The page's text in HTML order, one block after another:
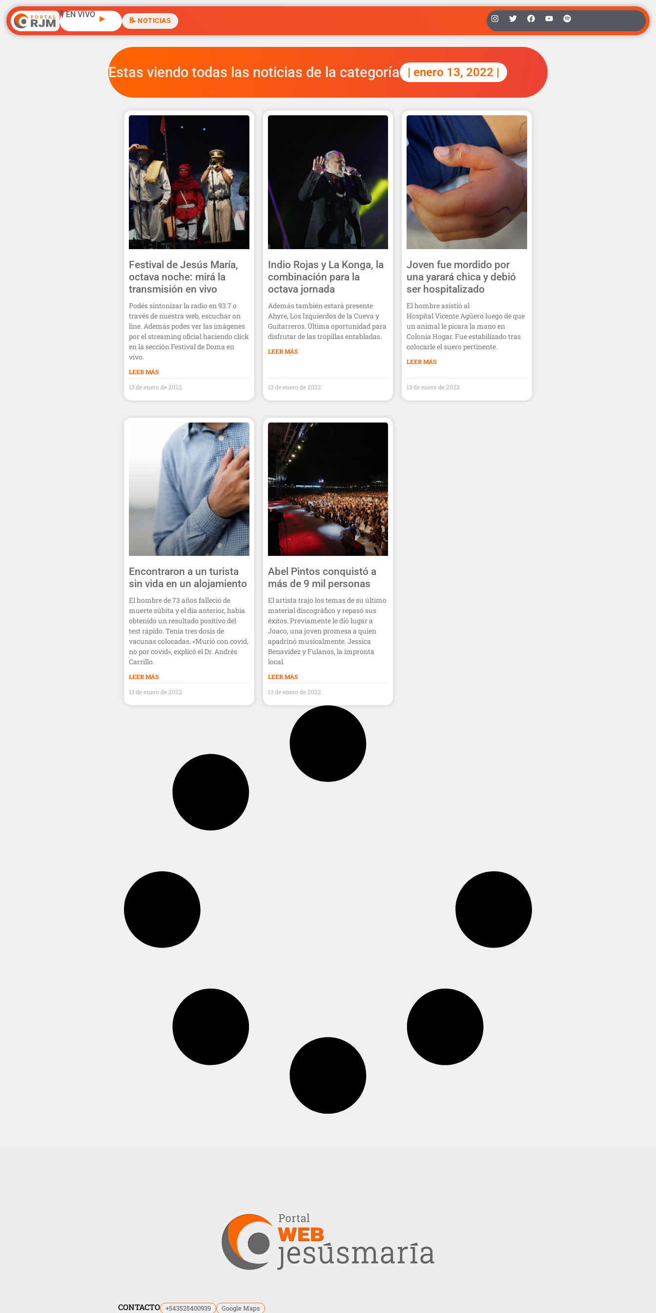
🎙️ EN VIVO ▶ 📝 NOTICIAS
Estas viendo todas las noticias de la categoría | enero 13, 2022 |
Festival de Jesús María,
octava noche: mirá la
transmisión en vivo
Podés sintonizar la radio en 93.7 o
través de nuestra web, escuchar on
line. Además podes ver las imágenes
por el streaming oficial haciendo click
en la sección Festival de Doma en
vivo.
LEER MÁS
13 de enero de 2022
Indio Rojas y La Konga, la
combinación para la
octava jornada
Además también estará presente
Ahyre, Los Izquierdos de la Cueva y
Guitarreros. Última oportunidad para
disfrutar de las tropillas entabladas.
LEER MÁS
13 de enero de 2022
Joven fue mordido por
una yarará chica y debió
ser hospitalizado
El hombre asistió al
Hospital Vicente Agüero luego de que
un animal le picara la mano en
Colonia Hogar. Fue estabilizado tras
colocarle el suero pertinente.
LEER MÁS
13 de enero de 2022
Encontraron a un turista
sin vida en un alojamiento
El hombre de 73 años falleció de
muerte súbita y el día anterior, había
obtenido un resultado positivo del
test rápido. Tenía tres dosis de
vacunas colocadas. «Murió con covid,
no por covid», explicó el Dr. Andrés
Carrillo.
LEER MÁS
13 de enero de 2022
Abel Pintos conquistó a
más de 9 mil personas
El artista trajo los temas de su último
material discográfico y repasó sus
éxitos. Previamente le dió lugar a
Joaco, una joven promesa a quien
apadrinó musicalmente. Jessica
Benavidez y Fulanos, la impronta
local.
LEER MÁS
13 de enero de 2022
CONTACTO +543525400939 Google Maps